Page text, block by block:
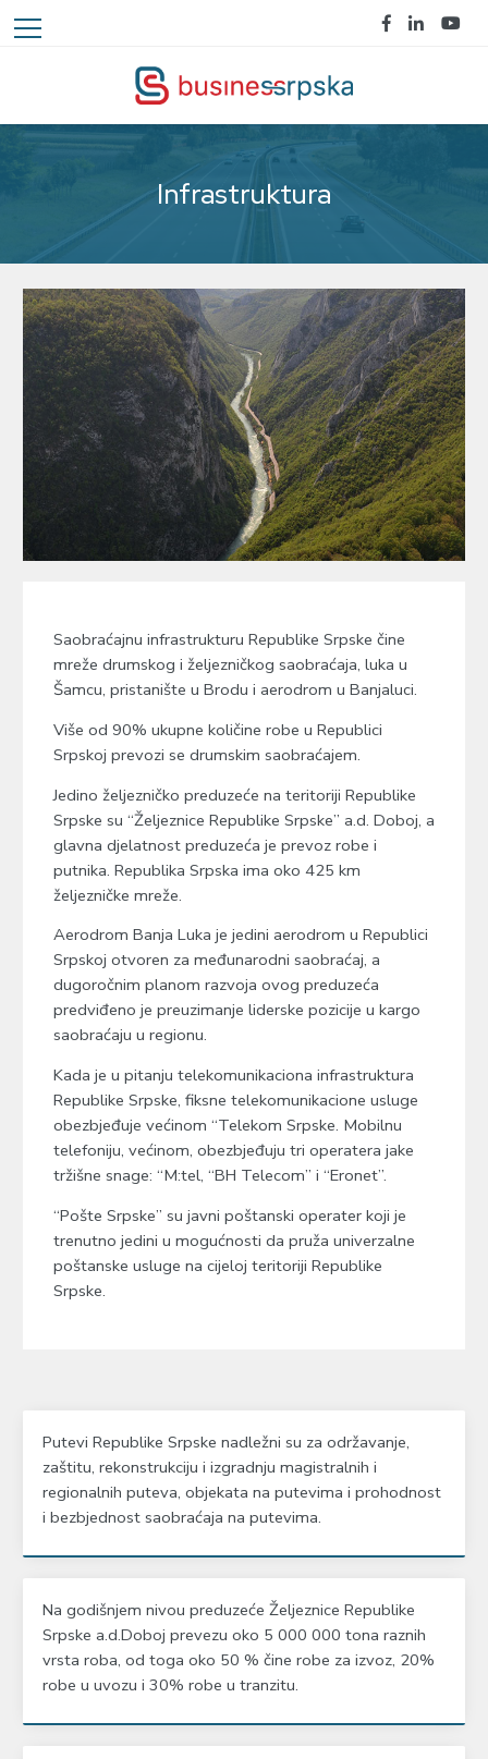
Infrastruktura
Saobraćajnu infrastrukturu Republike Srpske čine
mreže drumskog i željezničkog saobraćaja, luka u
Šamcu, pristanište u Brodu i aerodrom u Banjaluci.
Više od 90% ukupne količine robe u Republici
Srpskoj prevozi se drumskim saobraćajem.
Jedino željezničko preduzeće na teritoriji Republike
Srpske su “Željeznice Republike Srpske” a.d. Doboj, a
glavna djelatnost preduzeća je prevoz robe i
putnika. Republika Srpska ima oko 425 km
željezničke mreže.
Aerodrom Banja Luka je jedini aerodrom u Republici
Srpskoj otvoren za međunarodni saobraćaj, a
dugoročnim planom razvoja ovog preduzeća
predviđeno je preuzimanje liderske pozicije u kargo
saobraćaju u regionu.
Kada je u pitanju telekomunikaciona infrastruktura
Republike Srpske, fiksne telekomunikacione usluge
obezbjeđuje većinom “Telekom Srpske. Mobilnu
telefoniju, većinom, obezbjeđuju tri operatera jake
tržišne snage: “M:tel, “BH Telecom” i “Eronet”.
“Pošte Srpske” su javni poštanski operater koji je
trenutno jedini u mogućnosti da pruža univerzalne
poštanske usluge na cijeloj teritoriji Republike
Srpske.
Putevi Republike Srpske nadležni su za održavanje,
zaštitu, rekonstrukciju i izgradnju magistralnih i
regionalnih puteva, objekata na putevima i prohodnost
i bezbjednost saobraćaja na putevima.
Na godišnjem nivou preduzeće Željeznice Republike
Srpske a.d.Doboj prevezu oko 5 000 000 tona raznih
vrsta roba, od toga oko 50 % čine robe za izvoz, 20%
robe u uvozu i 30% robe u tranzitu.